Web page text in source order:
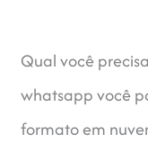
Qual você
whatsapp você
formato em